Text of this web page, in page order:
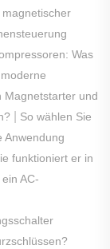
Was
Magnetstarter und
So wählen Sie
Anwendung
funktioniert er in
AC-